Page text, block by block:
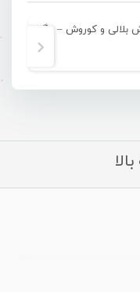
بلالی و کوروش – برگرد